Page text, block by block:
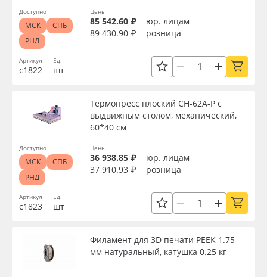
Артикул
с1822
Ед.
шт
Цены
85 542.60 ₽
юр. лицам
89 430.90 ₽
розница
Доступно
МСК
СПБ
РНД
Артикул
с1823
Термопресс плоский CH-62A-P с
выдвижным столом, механический,
60*40 см
Ед.
шт
Цены
36 938.85 ₽
юр. лицам
37 910.93 ₽
розница
Доступно
МСК
СПБ
РНД
Филамент для 3D печати PEEK 1.75
мм натуральный, катушка 0.25 кг